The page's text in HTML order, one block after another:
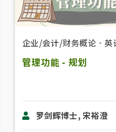
企业/会计/财务概论 ．英
管理功能 - 规划
罗剑辉博士, 宋裕澄